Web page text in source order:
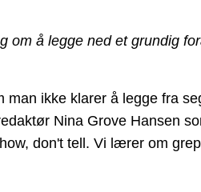
om å legge ned et grundig
ikke klarer å legge fra
Nina Grove Hansen
don't tell. Vi lærer om